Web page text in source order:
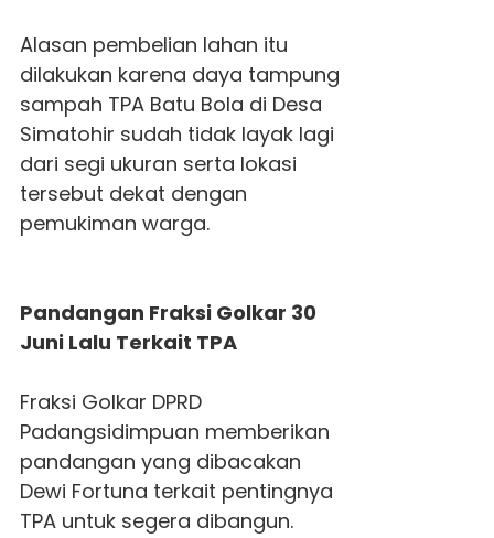
Alasan pembelian lahan itu
dilakukan karena daya tampung
sampah TPA Batu Bola di Desa
Simatohir sudah tidak layak lagi
dari segi ukuran serta lokasi
tersebut dekat dengan
pemukiman warga.
Pandangan Fraksi Golkar 30
Juni Lalu Terkait TPA
Fraksi Golkar DPRD
Padangsidimpuan memberikan
pandangan yang dibacakan
Dewi Fortuna terkait pentingnya
TPA untuk segera dibangun.